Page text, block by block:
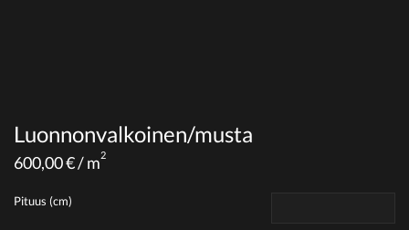
Luonnonvalkoinen/musta
600,00€/ m2
Pituus (cm)